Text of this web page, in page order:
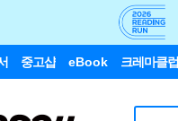
중고샵 eBook 크레마클럽